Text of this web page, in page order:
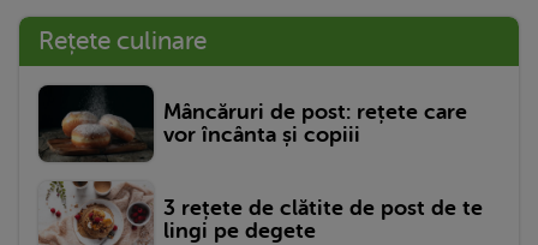
Rețete culinare
Mâncăruri de post: rețete care
vor încânta și copiii
3 rețete de clătite de post de te
lingi pe degete